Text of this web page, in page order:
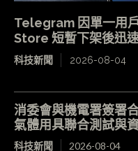
Telegram 因單一用
Store 短暫下架後迅
科技新聞 2026-08-04
消委會與機電署簽署
氣體用具聯合測試與
科技新聞 2026-08-04